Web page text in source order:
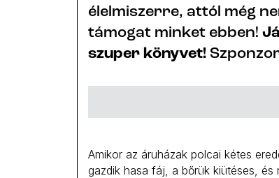
élelmiszerre, attól még
támogat minket ebben!
szuper könyvet!
Amikor az áruházak polcai kétes
gazdik hasa fáj, a bőrük kiütéses,